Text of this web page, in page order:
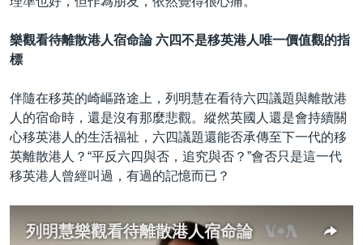
樂觀看待離散港人宿命論 六四不是移英港人唯一價值觀的指
標
伴隨在移英的崎嶇路途上，列明慧在看待六四議題與離散港
人的宿命時，還是沒有那麼悲觀。縱然英國人還是會持續關
心移英港人的生活福祉，六四議題還能否承傳至下一代的移
英離散港人？“平反六四與否，追究與否？”會否只是這一代
移英港人曾經叫過，有過的記憶而已？
列明慧樂觀看待離散港人宿命論